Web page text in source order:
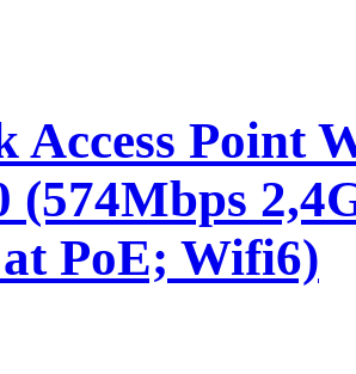
Access Point
(574Mbps
PoE; Wifi6)